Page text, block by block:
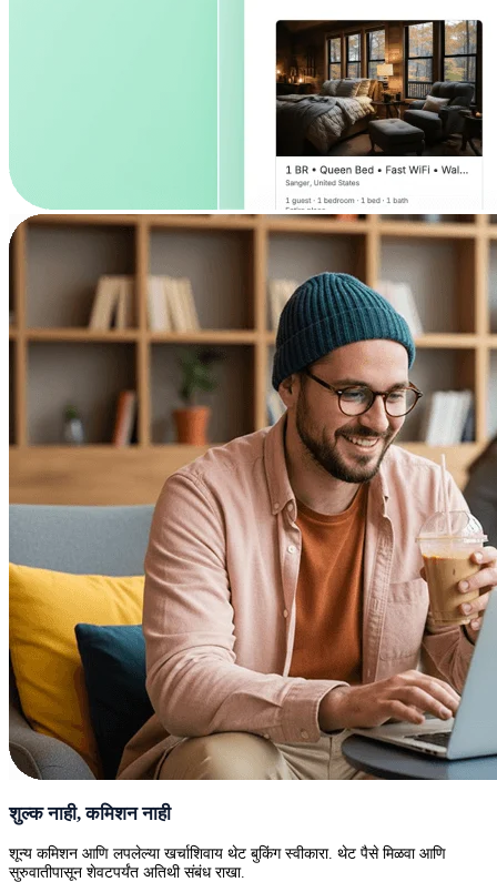
शुल्क नाही, कमिशन नाही
शून्य कमिशन आणि लपलेल्या खर्चाशिवाय थेट बुकिंग स्वीकारा. थेट पैसे मिळवा आणि
सुरुवातीपासून शेवटपर्यंत अतिथी संबंध राखा.